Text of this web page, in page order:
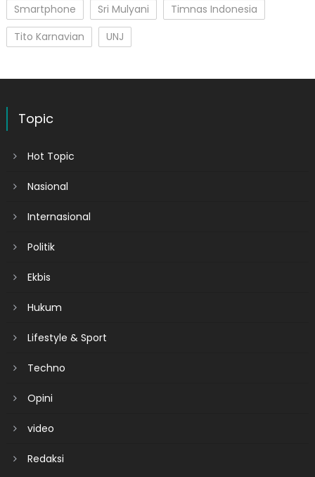
Smartphone
Sri Mulyani
Timnas Indonesia
Tito Karnavian
UNJ
Topic
Hot Topic
Nasional
Internasional
Politik
Ekbis
Hukum
Lifestyle & Sport
Techno
Opini
video
Redaksi